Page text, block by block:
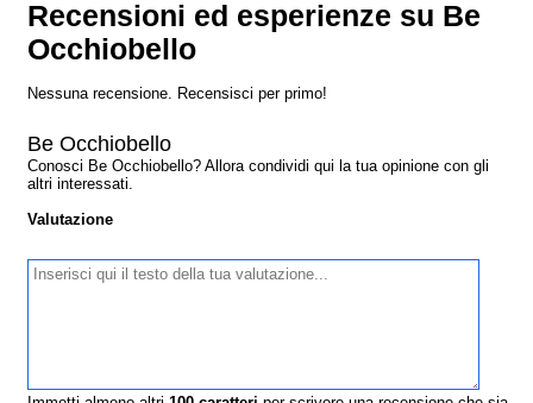
Recensioni ed esperienze su Be
Occhiobello
Nessuna recensione. Recensisci per primo!
Be Occhiobello
Conosci Be Occhiobello? Allora condividi qui la tua opinione con gli
altri interessati.
Valutazione